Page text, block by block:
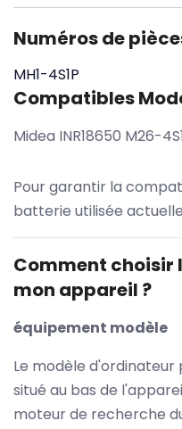
Numéros de
MH1-4S1P
Compatibles
Midea INR18650 M26-
Pour garantir la
batterie utilisée
Comment choisir
mon appareil ?
équipement modèle
Le modèle
situé au bas de
moteur de recherche